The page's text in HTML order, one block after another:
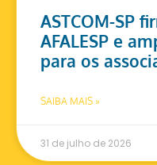
ASTCOM-SP
AFALESP e
para os
SAIBA MAIS »
31 de julho de 2026